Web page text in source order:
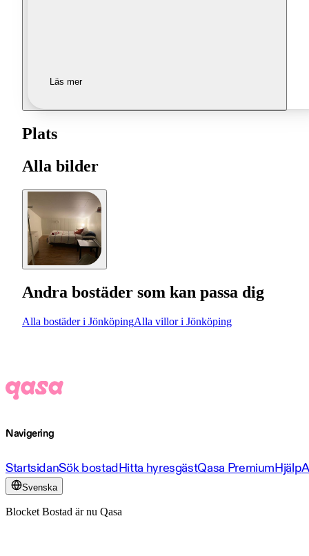
Läs mer
Plats
Alla bilder
Andra bostäder som kan passa dig
Alla bostäder i JönköpingAlla villor i Jönköping
Navigering
StartsidanSök bostadHitta hyresgästQasa PremiumHjälp
Svenska
Blocket Bostad är nu Qasa